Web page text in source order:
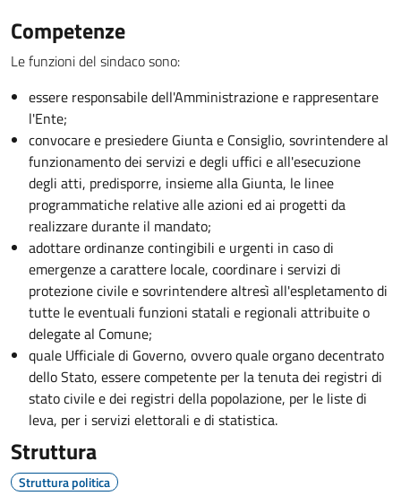
Competenze
Le funzioni del sindaco sono:
essere responsabile dell'Amministrazione e rappresentare
l'Ente;
convocare e presiedere Giunta e Consiglio, sovrintendere al
funzionamento dei servizi e degli uffici e all'esecuzione
degli atti, predisporre, insieme alla Giunta, le linee
programmatiche relative alle azioni ed ai progetti da
realizzare durante il mandato;
adottare ordinanze contingibili e urgenti in caso di
emergenze a carattere locale, coordinare i servizi di
protezione civile e sovrintendere altresì all'espletamento di
tutte le eventuali funzioni statali e regionali attribuite o
delegate al Comune;
quale Ufficiale di Governo, ovvero quale organo decentrato
dello Stato, essere competente per la tenuta dei registri di
stato civile e dei registri della popolazione, per le liste di
leva, per i servizi elettorali e di statistica.
Struttura
Struttura politica